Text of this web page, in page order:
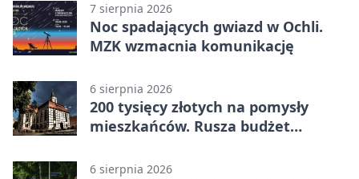
7 sierpnia 2026
Noc spadających gwiazd w Ochli.
MZK wzmacnia komunikację
6 sierpnia 2026
200 tysięcy złotych na pomysły
mieszkańców. Rusza budżet
6 sierpnia 2026